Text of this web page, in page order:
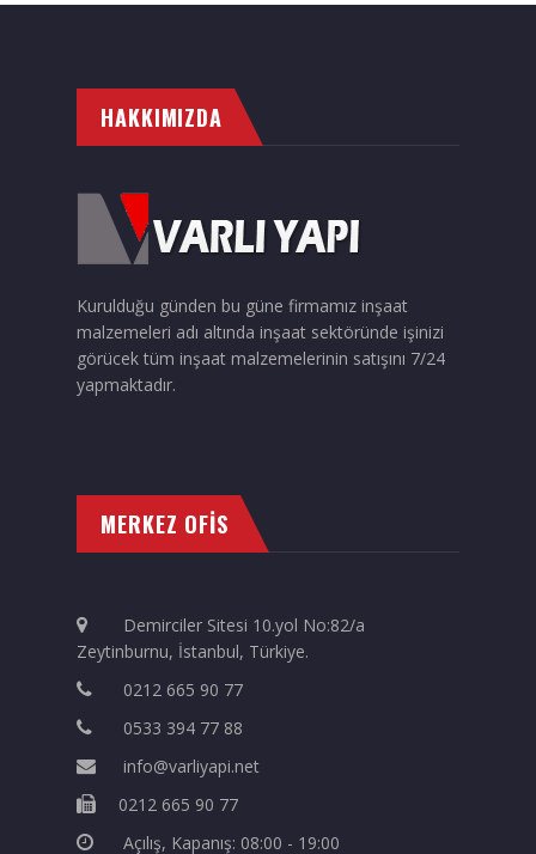
HAKKIMIZDA
Kurulduğu günden bu güne firmamız inşaat
malzemeleri adı altında inşaat sektöründe işinizi
görücek tüm inşaat malzemelerinin satışını 7/24
yapmaktadır.
MERKEZ OFİS
Demirciler Sitesi 10.yol No:82/a
Zeytinburnu, İstanbul, Türkiye.
0212 665 90 77
0533 394 77 88
info@varliyapi.net
0212 665 90 77
Açılış, Kapanış: 08:00 - 19:00